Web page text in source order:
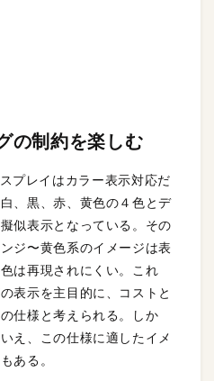
の制約を楽しむ
プレイはカラー表示対応だ
、黒、赤、黄色の４色とデ
似表示となっている。その
ジ〜黄色系のイメージは表
は再現されにくい。これ
表示を主目的に、コストと
仕様と考えられる。しか
え、この仕様に適したイメ
ある。